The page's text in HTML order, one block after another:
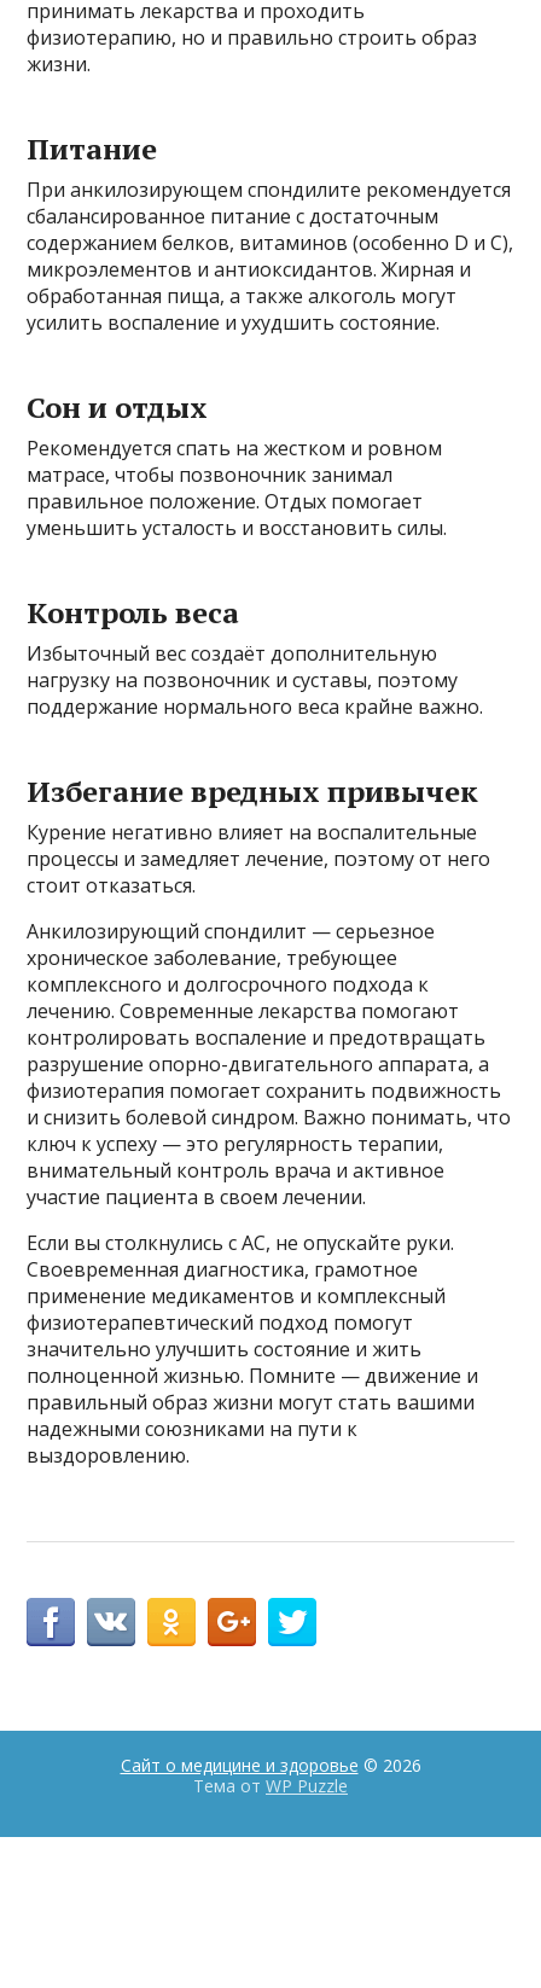
принимать лекарства и проходить
физиотерапию, но и правильно строить образ
жизни.
Питание
При анкилозирующем спондилите рекомендуется
сбалансированное питание с достаточным
содержанием белков, витаминов (особенно D и С),
микроэлементов и антиоксидантов. Жирная и
обработанная пища, а также алкоголь могут
усилить воспаление и ухудшить состояние.
Сон и отдых
Рекомендуется спать на жестком и ровном
матрасе, чтобы позвоночник занимал
правильное положение. Отдых помогает
уменьшить усталость и восстановить силы.
Контроль веса
Избыточный вес создаёт дополнительную
нагрузку на позвоночник и суставы, поэтому
поддержание нормального веса крайне важно.
Избегание вредных привычек
Курение негативно влияет на воспалительные
процессы и замедляет лечение, поэтому от него
стоит отказаться.
Анкилозирующий спондилит — серьезное
хроническое заболевание, требующее
комплексного и долгосрочного подхода к
лечению. Современные лекарства помогают
контролировать воспаление и предотвращать
разрушение опорно-двигательного аппарата, а
физиотерапия помогает сохранить подвижность
и снизить болевой синдром. Важно понимать, что
ключ к успеху — это регулярность терапии,
внимательный контроль врача и активное
участие пациента в своем лечении.
Если вы столкнулись с АС, не опускайте руки.
Своевременная диагностика, грамотное
применение медикаментов и комплексный
физиотерапевтический подход помогут
значительно улучшить состояние и жить
полноценной жизнью. Помните — движение и
правильный образ жизни могут стать вашими
надежными союзниками на пути к
выздоровлению.
Сайт о медицине и здоровье © 2026
Тема от WP Puzzle